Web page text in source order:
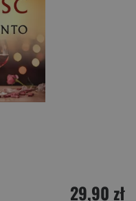
29,90 zł